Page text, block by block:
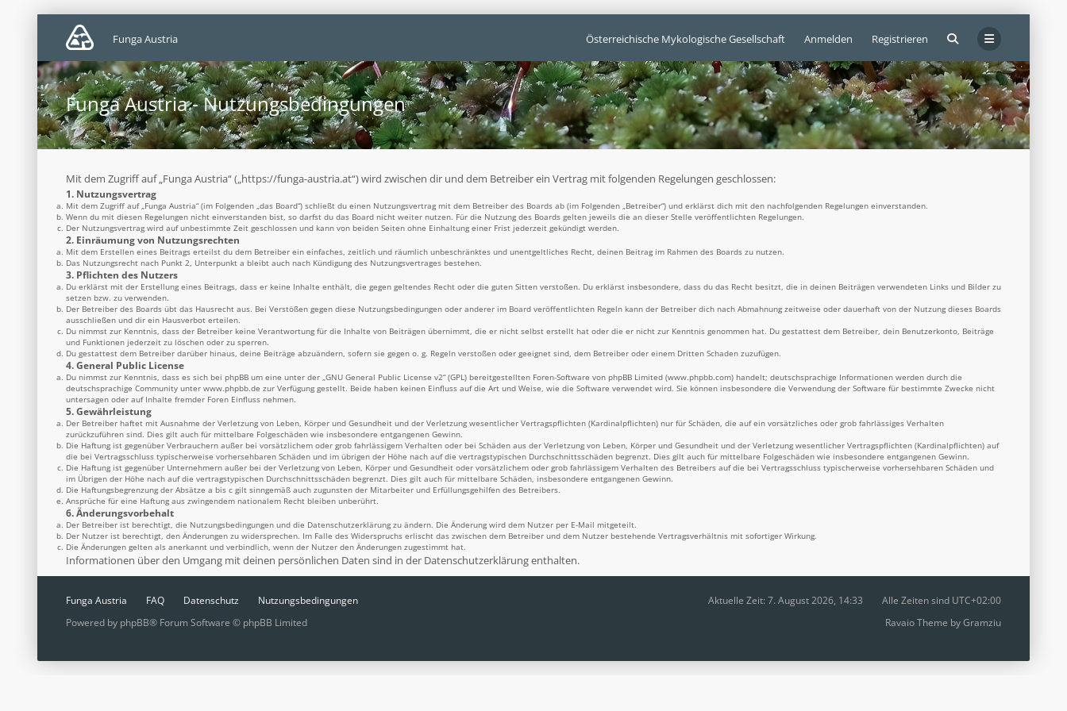
Österreichische Mykologische Gesellschaft Anmelden Registrieren
Funga Austria
Funga Austria - Nutzungsbedingungen
Mit dem Zugriff auf „Funga Austria“ („https://funga-austria.at“) wird zwischen dir und dem Betreiber ein Vertrag mit folgenden Regelungen geschlossen:
1. Nutzungsvertrag
Mit dem Zugriff auf „Funga Austria“ (im Folgenden „das Board“) schließt du einen Nutzungsvertrag mit dem Betreiber des Boards ab (im Folgenden „Betreiber“) und erklärst dich mit den nachfolgenden Regelungen einverstanden.
Wenn du mit diesen Regelungen nicht einverstanden bist, so darfst du das Board nicht weiter nutzen. Für die Nutzung des Boards gelten jeweils die an dieser Stelle veröffentlichten Regelungen.
Der Nutzungsvertrag wird auf unbestimmte Zeit geschlossen und kann von beiden Seiten ohne Einhaltung einer Frist jederzeit gekündigt werden.
2. Einräumung von Nutzungsrechten
Mit dem Erstellen eines Beitrags erteilst du dem Betreiber ein einfaches, zeitlich und räumlich unbeschränktes und unentgeltliches Recht, deinen Beitrag im Rahmen des Boards zu nutzen.
Das Nutzungsrecht nach Punkt 2, Unterpunkt a bleibt auch nach Kündigung des Nutzungsvertrages bestehen.
3. Pflichten des Nutzers
Du erklärst mit der Erstellung eines Beitrags, dass er keine Inhalte enthält, die gegen geltendes Recht oder die guten Sitten verstoßen. Du erklärst insbesondere, dass du das Recht besitzt, die in deinen Beiträgen verwendeten Links und Bilder zu
setzen bzw. zu verwenden.
Der Betreiber des Boards übt das Hausrecht aus. Bei Verstößen gegen diese Nutzungsbedingungen oder anderer im Board veröffentlichten Regeln kann der Betreiber dich nach Abmahnung zeitweise oder dauerhaft von der Nutzung dieses Boards
ausschließen und dir ein Hausverbot erteilen.
Du nimmst zur Kenntnis, dass der Betreiber keine Verantwortung für die Inhalte von Beiträgen übernimmt, die er nicht selbst erstellt hat oder die er nicht zur Kenntnis genommen hat. Du gestattest dem Betreiber, dein Benutzerkonto, Beiträge
und Funktionen jederzeit zu löschen oder zu sperren.
Du gestattest dem Betreiber darüber hinaus, deine Beiträge abzuändern, sofern sie gegen o. g. Regeln verstoßen oder geeignet sind, dem Betreiber oder einem Dritten Schaden zuzufügen.
4. General Public License
Du nimmst zur Kenntnis, dass es sich bei phpBB um eine unter der „GNU General Public License v2“ (GPL) bereitgestellten Foren-Software von phpBB Limited (www.phpbb.com) handelt; deutschsprachige Informationen werden durch die
deutschsprachige Community unter www.phpbb.de zur Verfügung gestellt. Beide haben keinen Einfluss auf die Art und Weise, wie die Software verwendet wird. Sie können insbesondere die Verwendung der Software für bestimmte Zwecke nicht
untersagen oder auf Inhalte fremder Foren Einfluss nehmen.
5. Gewährleistung
Der Betreiber haftet mit Ausnahme der Verletzung von Leben, Körper und Gesundheit und der Verletzung wesentlicher Vertragspflichten (Kardinalpflichten) nur für Schäden, die auf ein vorsätzliches oder grob fahrlässiges Verhalten
zurückzuführen sind. Dies gilt auch für mittelbare Folgeschäden wie insbesondere entgangenen Gewinn.
Die Haftung ist gegenüber Verbrauchern außer bei vorsätzlichem oder grob fahrlässigem Verhalten oder bei Schäden aus der Verletzung von Leben, Körper und Gesundheit und der Verletzung wesentlicher Vertragspflichten (Kardinalpflichten) auf
die bei Vertragsschluss typischerweise vorhersehbaren Schäden und im übrigen der Höhe nach auf die vertragstypischen Durchschnittsschäden begrenzt. Dies gilt auch für mittelbare Folgeschäden wie insbesondere entgangenen Gewinn.
Die Haftung ist gegenüber Unternehmern außer bei der Verletzung von Leben, Körper und Gesundheit oder vorsätzlichem oder grob fahrlässigem Verhalten des Betreibers auf die bei Vertragsschluss typischerweise vorhersehbaren Schäden und
im Übrigen der Höhe nach auf die vertragstypischen Durchschnittsschäden begrenzt. Dies gilt auch für mittelbare Schäden, insbesondere entgangenen Gewinn.
Die Haftungsbegrenzung der Absätze a bis c gilt sinngemäß auch zugunsten der Mitarbeiter und Erfüllungsgehilfen des Betreibers.
Ansprüche für eine Haftung aus zwingendem nationalem Recht bleiben unberührt.
6. Änderungsvorbehalt
Der Betreiber ist berechtigt, die Nutzungsbedingungen und die Datenschutzerklärung zu ändern. Die Änderung wird dem Nutzer per E-Mail mitgeteilt.
Der Nutzer ist berechtigt, den Änderungen zu widersprechen. Im Falle des Widerspruchs erlischt das zwischen dem Betreiber und dem Nutzer bestehende Vertragsverhältnis mit sofortiger Wirkung.
Die Änderungen gelten als anerkannt und verbindlich, wenn der Nutzer den Änderungen zugestimmt hat.
Informationen über den Umgang mit deinen persönlichen Daten sind in der Datenschutzerklärung enthalten.
Funga Austria FAQ Datenschutz Nutzungsbedingungen Alle Zeiten sind UTC+02:00
Aktuelle Zeit: 7. August 2026, 14:33
Powered by phpBB® Forum Software © phpBB Limited Ravaio Theme byGramziu